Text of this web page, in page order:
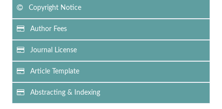
Copyright Notice
Author Fees
Journal License
Article Template
Abstracting & Indexing